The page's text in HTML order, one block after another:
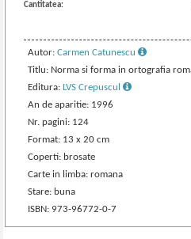
Cantitatea:
Autor:Carmen Catunescu
Titlu: Norma si forma in ortografia
Editura:LVS Crepuscul
An de aparitie: 1996
Nr. pagini: 124
Format: 13 x 20 cm
Coperti: brosate
Carte in limba: romana
Stare: buna
ISBN: 973-96772-0-7